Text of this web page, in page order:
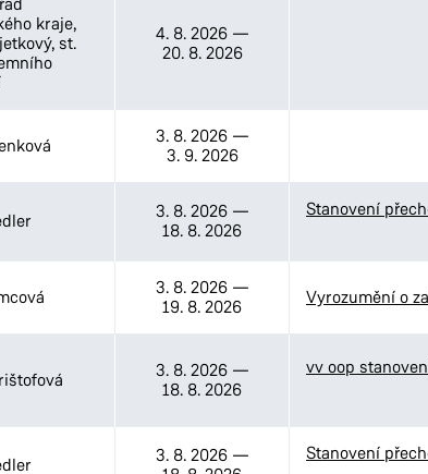
kraje,
st.
4. 8. 2026—
20. 8. 2026
3. 8. 2026—
3. 9. 2026
3. 8. 2026—
18. 8. 2026
3. 8. 2026—
19. 8. 2026
3. 8. 2026—
18. 8. 2026
3. 8. 2026—